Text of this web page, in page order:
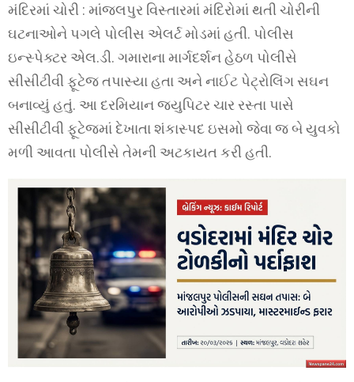
મંદિરમાં ચોરી : માંજલપુર વિસ્તારમાં મંદિરોમાં થતી ચોરીની
ઘટનાઓને પગલે પોલીસ એલર્ટ મોડમાં હતી. પોલીસ
ઇન્સ્પેક્ટર એલ.ડી. ગમારાના માર્ગદર્શન હેઠળ પોલીસે
સીસીટીવી ફૂટેજ તપાસ્યા હતા અને નાઈટ પેટ્રોલિંગ સઘન
બનાવ્યું હતું. આ દરમિયાન જ્યુપિટર ચાર રસ્તા પાસે
સીસીટીવી ફૂટેજમાં દેખાતા શંકાસ્પદ ઇસમો જેવા જ બે યુવકો
મળી આવતા પોલીસે તેમની અટકાયત કરી હતી.